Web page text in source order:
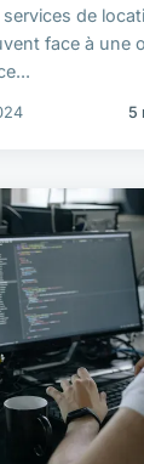
de
face à une
5